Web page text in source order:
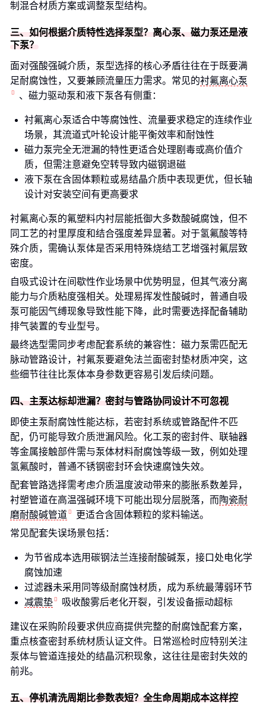
制混合材质方案或调整泵型结构。
三、如何根据介质特性选择泵型？离心泵、磁力泵还是液
下泵？
面对强酸强碱介质，泵型选择的核心矛盾往往在于既要满
足耐腐蚀性，又要兼顾流量压力需求。常见的衬氟离心泵
、磁力驱动泵和液下泵各有侧重：
衬氟离心泵适合中等腐蚀性、流量要求稳定的连续作业
场景，其流道式叶轮设计能平衡效率和耐蚀性
磁力泵完全无泄漏的特性更适合处理剧毒或高价值介
质，但需注意避免空转导致内磁钢退磁
液下泵在含固体颗粒或易结晶介质中表现更优，但长轴
设计对安装空间有更高要求
衬氟离心泵的氟塑料内衬层能抵御大多数酸碱腐蚀，但不
同工艺的衬里厚度和结合强度差异显著。对于氢氟酸等特
殊介质，需确认泵体是否采用特殊烧结工艺增强衬氟层致
密度。
自吸式设计在间歇性作业场景中优势明显，但其气液分离
能力与介质粘度强相关。处理易挥发性酸碱时，普通自吸
泵可能因气缚现象导致性能下降，此时需要选择配备辅助
排气装置的专业型号。
最终选型需同步考虑配套系统的兼容性：磁力泵需匹配无
脉动管路设计，衬氟泵要避免法兰面密封垫材质冲突，这
些细节往往比泵体本身参数更容易引发后续问题。
四、主泵达标却泄漏？密封与管路协同设计不可忽视
即使主泵耐腐蚀性能达标，若密封系统或管路配件不匹
配，仍可能导致介质泄漏风险。化工泵的密封件、联轴器
等金属接触部件需与泵体材料耐腐蚀等级一致，例如处理
氢氟酸时，普通不锈钢密封环会快速腐蚀失效。
配套管路选择需考虑介质温度波动带来的膨胀系数差异，
衬塑管道在高温强碱环境下可能出现分层脱落，而陶瓷耐
磨耐酸碱管道
更适合含固体颗粒的浆料输送。
常见配套失误场景包括：
为节省成本选用碳钢法兰连接耐酸碱泵，接口处电化学
腐蚀加速
过滤器未采用同等级耐腐蚀材质，成为系统最薄弱环节
减震垫
吸收酸雾后老化开裂，引发设备振动超标
建议在采购阶段要求供应商提供完整的耐腐蚀配套方案，
重点核查密封系统材质认证文件。日常巡检时应特别关注
泵体与管道连接处的结晶沉积现象，这往往是密封失效的
前兆。
五、停机清洗周期比参数表短？全生命周期成本这样控